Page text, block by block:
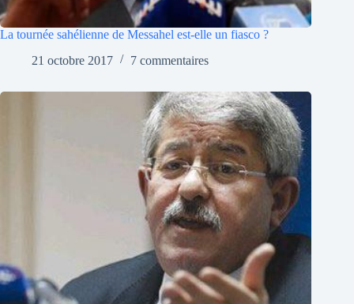
La tournée sahélienne de Messahel est-elle un fiasco ?
21 octobre 2017
7 commentaires